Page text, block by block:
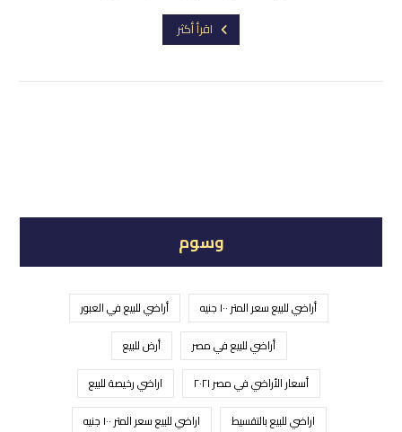
اقرأ أكثر
وسوم
أراضي للبيع سعر المتر ١٠٠ جنيه
أراضي للبيع في العبور
أراضي للبيع في مصر
أرض للبيع
أسعار الأراضي في مصر ٢٠٢١
اراضي رخيصة للبيع
اراضي للبيع بالتقسيط
اراضي للبيع سعر المتر ١٠٠ جنيه